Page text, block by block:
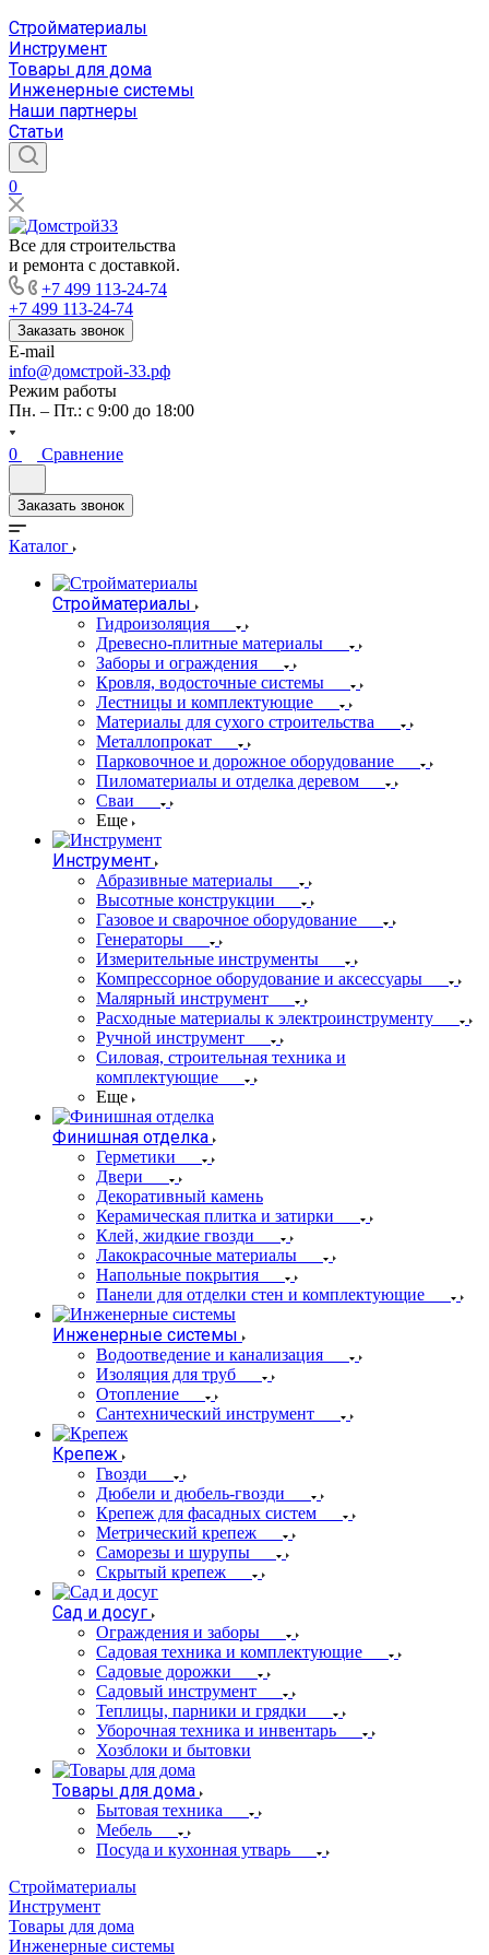
Стройматериалы
Инструмент
Товары для дома
Инженерные системы
Наши партнеры
Статьи
0
Все для строительства
и ремонта с доставкой.
+7 499 113-24-74
+7 499 113-24-74
Заказать звонок
E-mail
info@домстрой-33.рф
Режим работы
Пн. – Пт.: с 9:00 до 18:00
0 Сравнение
Заказать звонок
Каталог
Стройматериалы
Гидроизоляция
Древесно-плитные материалы
Заборы и ограждения
Кровля, водосточные системы
Лестницы и комплектующие
Материалы для сухого строительства
Металлопрокат
Парковочное и дорожное оборудование
Пиломатериалы и отделка деревом
Сваи
Еще
Инструмент
Абразивные материалы
Высотные конструкции
Газовое и сварочное оборудование
Генераторы
Измерительные инструменты
Компрессорное оборудование и аксессуары
Малярный инструмент
Расходные материалы к электроинструменту
Ручной инструмент
Силовая, строительная техника и
комплектующие
Еще
Финишная отделка
Герметики
Двери
Декоративный камень
Керамическая плитка и затирки
Клей, жидкие гвозди
Лакокрасочные материалы
Напольные покрытия
Панели для отделки стен и комплектующие
Инженерные системы
Водоотведение и канализация
Изоляция для труб
Отопление
Сантехнический инструмент
Крепеж
Гвозди
Дюбели и дюбель-гвозди
Крепеж для фасадных систем
Метрический крепеж
Саморезы и шурупы
Скрытый крепеж
Сад и досуг
Ограждения и заборы
Садовая техника и комплектующие
Садовые дорожки
Садовый инструмент
Теплицы, парники и грядки
Уборочная техника и инвентарь
Хозблоки и бытовки
Товары для дома
Бытовая техника
Мебель
Посуда и кухонная утварь
Стройматериалы
Инструмент
Товары для дома
Инженерные системы